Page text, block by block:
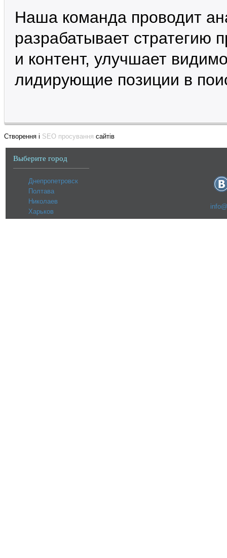
Наша команда проводит
разрабатывает стратегию
и контент, улучшает
лидирующие позиции в
Створення і SEO просування сайтів
Выберите город
Днепропетровск
Полтава
Николаев
Харьков